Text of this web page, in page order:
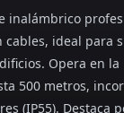
inalámbrico
ideal para
Opera en
500 metros,
(IP55).